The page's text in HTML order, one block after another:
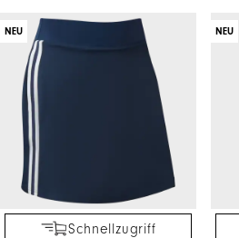
NEU
Schnellzugriff
NEU